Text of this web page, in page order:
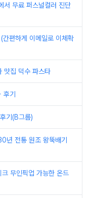
서 무료 퍼스널컬러 진단
간편하게 이메일로 이체확
맛집 덕수 파스타
후기
기(B그룹)
년 전통 원조 왕뚝배기
무인픽업 가능한 온드